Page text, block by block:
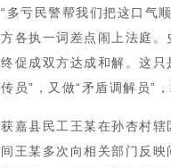
“多亏民警帮我们把这口气
方各执一词差点闹上法庭
终促成双方达成和解。这
传员”，又做“矛盾调解员”
获嘉县民工王某在孙杏村
间王某多次向相关部门反